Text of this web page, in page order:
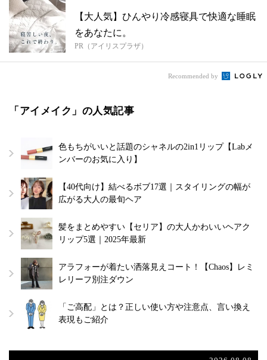
【大人気】ひんやり冷感寝具で快適な睡眠
をあなたに。
PR（アイリスプラザ）
Recommended by
「アイメイク」の人気記事
色もちがいいと話題のシャネルの2in1リップ【Labメ
ンバーのお気に入り】
【40代向け】結べるボブ17選｜スタイリングの幅が
広がる大人の最旬ヘア
髪をまとめやすい【セリア】の大人かわいいヘアク
リップ5選｜2025年最新
アラフォーが着たい洒落見えコート！【Chaos】レミ
レリーフ別注ダウン
「ご高配」とは？正しい使い方や注意点、言い換え
表現もご紹介